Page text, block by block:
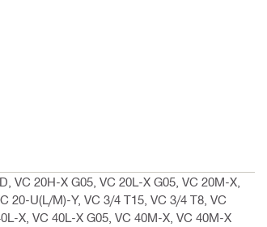
VC 20H-X G05, VC 20L-X G05, VC 20M-X,
20-U(L/M)-Y, VC 3/4 T15, VC 3/4 T8, VC
X, VC 40L-X G05, VC 40M-X, VC 40M-X